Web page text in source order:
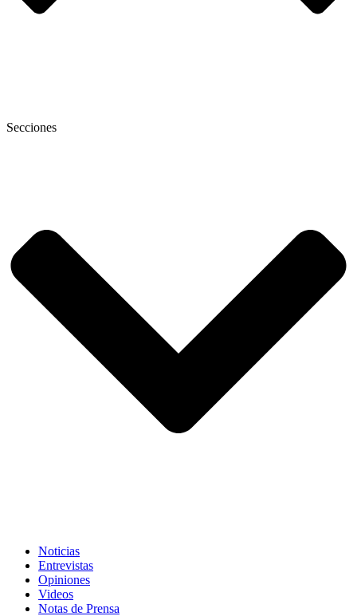
Secciones
Noticias
Entrevistas
Opiniones
Videos
Notas de Prensa